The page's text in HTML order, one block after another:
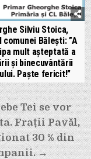
Silviu Stoica,
comunei Bălești: ”A
mult aşteptată a
şi binecuvântării
Paște fericit!”
Tei se vor
Frații Pavăl,
30 % din
→